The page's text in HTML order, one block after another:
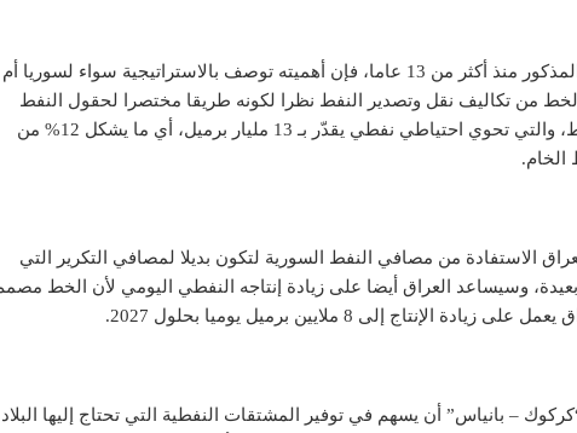
وعلى الرغم من توقف أنبوب النفط المذكور منذ أكثر من 13 عاما، فإن أهميته توصف بالاستراتيجية سواء لسوريا أم
من تكاليف نقل وتصدير النفط نظرا لكونه طريقا مختصرا لحقول النفط
العراقية الشمالية عبر البحر المتوسط، والتي تحوي احتياطي نفطي يقدّر بـ 13 مليار برميل، أي ما يشكل 12% من
الخام.
الاستفادة من مصافي النفط السورية لتكون بديلا لمصافي التكرير التي
وسيساعد العراق أيضا على زيادة إنتاجه النفطي اليومي لأن الخط
إلى 8 ملايين برميل يوميا بحلول 2027.
– بانياس” أن يسهم في توفير المشتقات النفطية التي تحتاج إليها البلاد